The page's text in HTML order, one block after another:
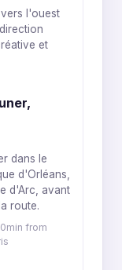
l'ouest
et
dans le
d'Orléans,
d'Arc, avant
route.
from